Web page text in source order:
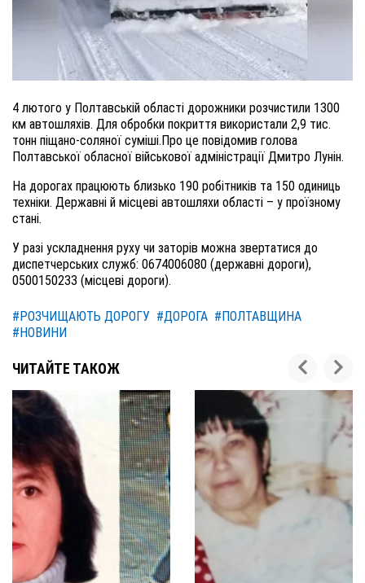
4 лютого у Полтавській області дорожники розчистили 1300
км автошляхів. Для обробки покриття використали 2,9 тис.
тонн піщано-соляної суміші.Про це повідомив голова
Полтавської обласної військової адміністрації Дмитро Лунін.
На дорогах працюють близько 190 робітників та 150 одиниць
техніки. Державні й місцеві автошляхи області – у проїзному
стані.
У разі ускладнення руху чи заторів можна звертатися до
диспетчерських служб: 0674006080 (державні дороги),
0500150233 (місцеві дороги).
#РОЗЧИЩАЮТЬ ДОРОГУ #ДОРОГА #ПОЛТАВЩИНА
#НОВИНИ
ЧИТАЙТЕ ТАКОЖ